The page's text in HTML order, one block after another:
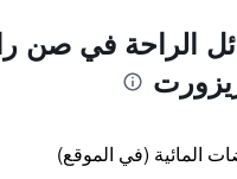
الراحة في صن
المائية (في الموقع)